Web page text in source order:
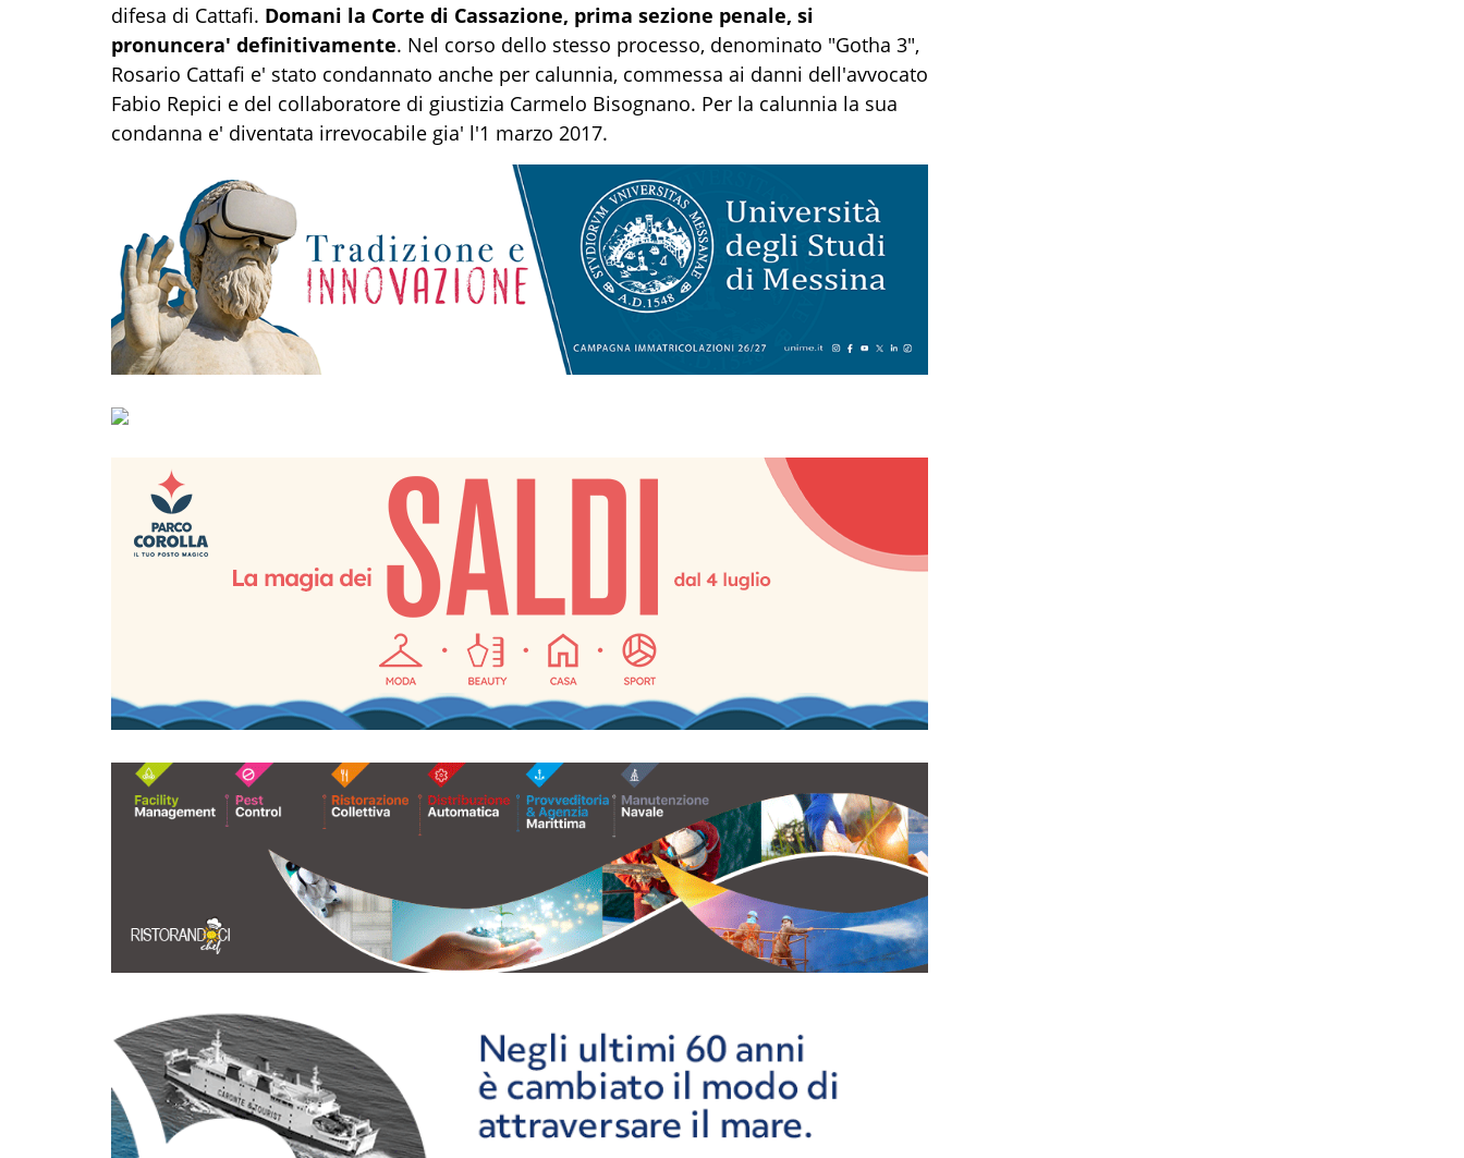
difesa di Cattafi. Domani la Corte di Cassazione, prima sezione penale, si
pronuncera' definitivamente. Nel corso dello stesso processo, denominato "Gotha 3",
Rosario Cattafi e' stato condannato anche per calunnia, commessa ai danni dell'avvocato
Fabio Repici e del collaboratore di giustizia Carmelo Bisognano. Per la calunnia la sua
condanna e' diventata irrevocabile gia' l'1 marzo 2017.